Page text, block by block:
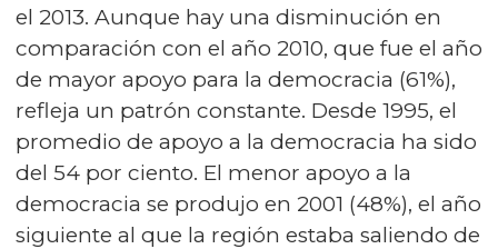
el 2013. Aunque hay una disminución en
comparación con el año 2010, que fue el año
de mayor apoyo para la democracia (61%),
refleja un patrón constante. Desde 1995, el
promedio de apoyo a la democracia ha sido
del 54 por ciento. El menor apoyo a la
democracia se produjo en 2001 (48%), el año
siguiente al que la región estaba saliendo de